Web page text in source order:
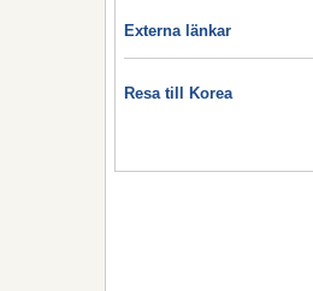
Externa länkar
Resa till Korea